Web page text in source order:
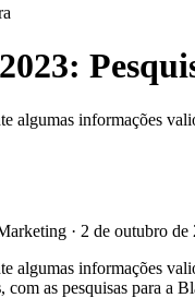
algumas informações
· 2 de outubro de
algumas informações
, com as pesquisas para a